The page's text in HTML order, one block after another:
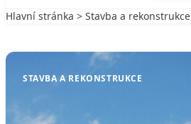
Hlavní stránka > Stavba a rekonstrukce
STAVBA A REKONSTRUKCE